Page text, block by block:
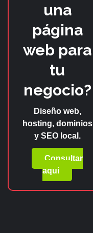
una
página
web para
tu
negocio?
Diseño web,
hosting, dominios
y SEO local.
Consultar
aqui